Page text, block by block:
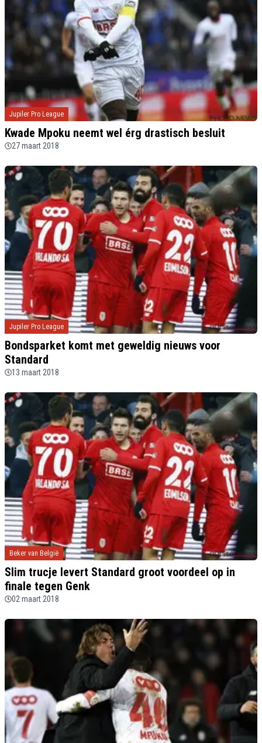
Jupiler Pro League
Kwade Mpoku neemt wel érg drastisch besluit
27 maart 2018
Jupiler Pro League
Bondsparket komt met geweldig nieuws voor
Standard
13 maart 2018
Beker van België
Slim trucje levert Standard groot voordeel op in
finale tegen Genk
02 maart 2018